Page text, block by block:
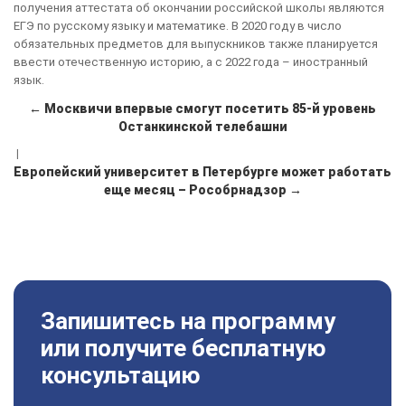
получения аттестата об окончании российской школы являются
ЕГЭ по русскому языку и математике. В 2020 году в число
обязательных предметов для выпускников также планируется
ввести отечественную историю, а с 2022 года – иностранный
язык.
← Москвичи впервые смогут посетить 85-й уровень
Останкинской телебашни
Европейский университет в Петербурге может работать
еще месяц – Рособрнадзор →
Запишитесь на программу
или получите бесплатную
консультацию